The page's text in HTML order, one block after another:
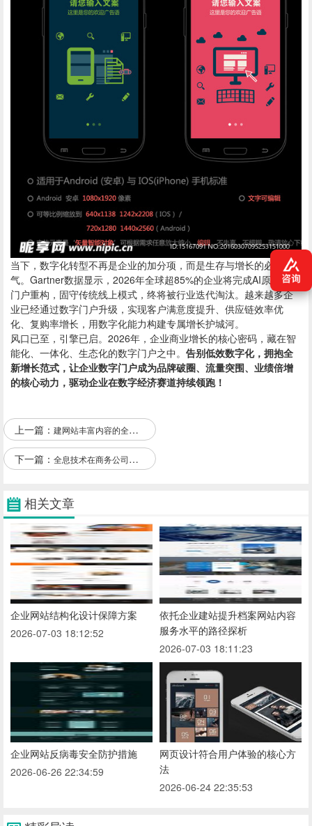
当下，数字化转型不再是企业的加分项，而是生存与增长的必备底
气。Gartner数据显示，2026年全球超85%的企业将完成AI原生数字
门户重构，固守传统线上模式，终将被行业迭代淘汰。越来越多企
业已经通过数字门户升级，实现客户满意度提升、供应链效率优
化、复购率增长，用数字化能力构建专属增长护城河。
风口已至，引擎已启。2026年，企业商业增长的核心密码，藏在智
能化、一体化、生态化的数字门户之中。 告别低效数字化，拥抱全
新增长范式，让企业数字门户成为品牌破圈、流量突围、业绩倍增
的核心动力，驱动企业在数字经济赛道持续领跑！
上一篇： 建网站丰富内容的全方位方法指南
下一篇： 全息技术在商务公司网站制作中的应用
相关文章
企业网站结构化设计保障方案
2026-07-03 18:12:52
依托企业建站提升档案网站内容
服务水平的路径探析
2026-07-03 18:11:23
企业网站反病毒安全防护措施
2026-06-26 22:34:59
网页设计符合用户体验的核心方
法
2026-06-24 22:35:53